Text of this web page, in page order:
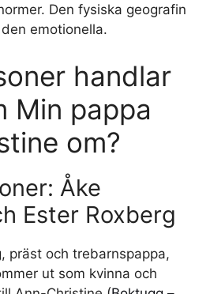
Den fysiska geografin
emotionella.
handlar
Min pappa
om?
Åke
Ester Roxberg
präst och trebarnspappa,
ut som kvinna och